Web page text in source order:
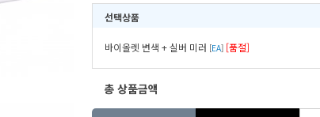
선택상품
바이올렛 변색 + 실버 미러 [EA] [품절]
총 상품금액